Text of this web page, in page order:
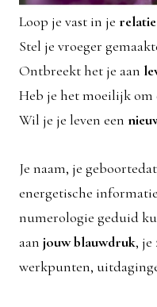
Loop je vast in je relatie
Stel je vroeger
Ontbreekt het je aan
Heb je het moeilijk om
Wil je je leven een
Je naam, je
energetische
numerologie geduid
aan jouw blauwdruk, je
werkpunten,